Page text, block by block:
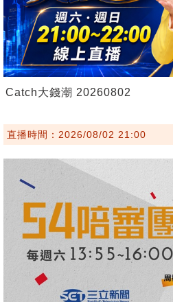
Catch大錢潮 20260802
直播時間：2026/08/02 21:00